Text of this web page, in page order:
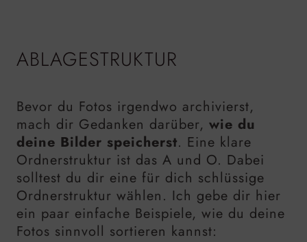
ABLAGESTRUKTUR
Bevor du Fotos irgendwo archivierst,
mach dir Gedanken darüber, wie du
deine Bilder speicherst. Eine klare
Ordnerstruktur ist das A und O. Dabei
solltest du dir eine für dich schlüssige
Ordnerstruktur wählen. Ich gebe dir hier
ein paar einfache Beispiele, wie du deine
Fotos sinnvoll sortieren kannst: